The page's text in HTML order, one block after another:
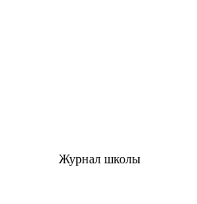
Журнал школы